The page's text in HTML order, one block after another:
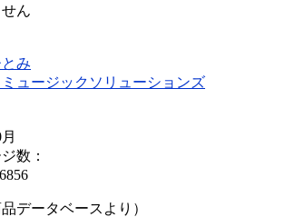
ん
み
ュージックソリューションズ
数：
データベースより）